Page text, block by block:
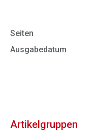
Seiten
Ausgabedatum
Artikelgruppen